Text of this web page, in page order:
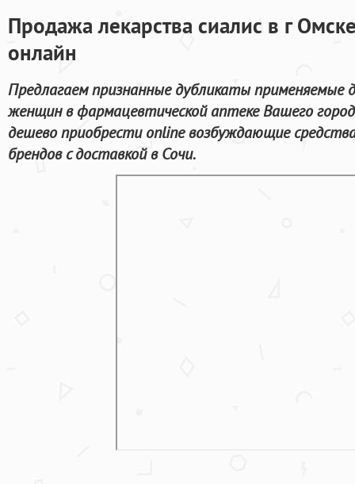
Продажа лекарства сиалис в г
онлайн
Предлагаем признанные дубликаты применяемые
женщин в фармацевтической аптеке Вашего
дешево приобрести online возбуждающие
брендов с доставкой в Сочи.